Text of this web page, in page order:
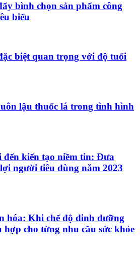
bình chọn sản phẩm công
biểu
biệt quan trọng với độ tuổi
lậu thuốc lá trong tình hình
đến kiến tạo niềm tin: Đưa
người tiêu dùng năm 2023
hóa: Khi chế độ dinh dưỡng
cho từng nhu cầu sức khỏe